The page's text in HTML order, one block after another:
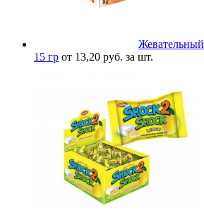
15 гр от 13,20 руб. за шт.